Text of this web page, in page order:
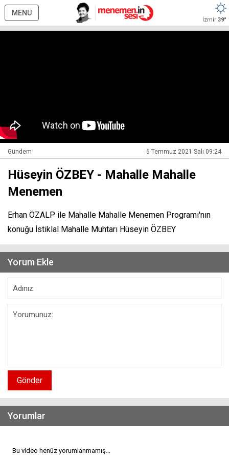
MENÜ
İzmir 39°
Gündem 6 Temmuz 2021 Salı 09:24
Hüseyin ÖZBEY - Mahalle Mahalle
Menemen
Erhan ÖZALP ile Mahalle Mahalle Menemen Programı'nın
konuğu İstiklal Mahalle Muhtarı Hüseyin ÖZBEY
Yorum Ekle
Gönder
Yorumlar
Bu video henüz yorumlanmamış...